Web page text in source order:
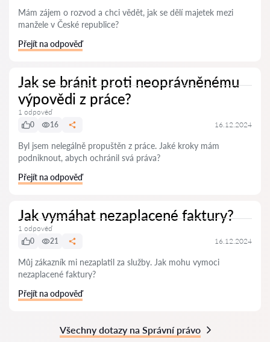
Mám zájem o rozvod a chci vědět, jak se dělí majetek mezi
manžele v České republice?
Přejít na odpověď
Jak se bránit proti neoprávněnému
výpovědi z práce?
1 odpověď
0
16 16.12.2024
Byl jsem nelegálně propuštěn z práce. Jaké kroky mám
podniknout, abych ochránil svá práva?
Přejít na odpověď
Jak vymáhat nezaplacené faktury?
1 odpověď
0
21 16.12.2024
Můj zákazník mi nezaplatil za služby. Jak mohu vymoci
nezaplacené faktury?
Přejít na odpověď
Všechny dotazy na Správní právo